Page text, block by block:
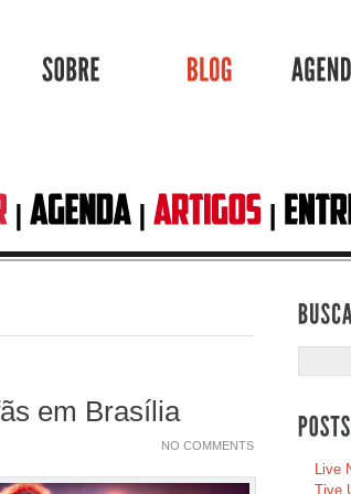
em Brasília
NO COMMENTS
Live
Tive